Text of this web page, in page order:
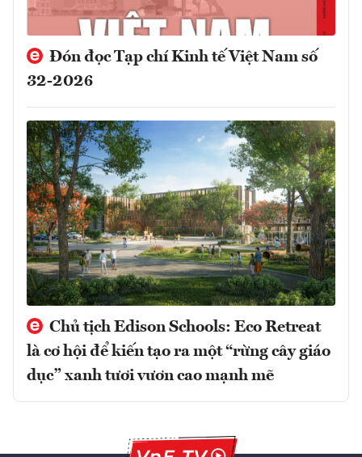
Đón đọc Tạp chí Kinh tế Việt Nam số
32-2026
Chủ tịch Edison Schools: Eco Retreat
là cơ hội để kiến tạo ra một “rừng cây giáo
dục” xanh tươi vươn cao mạnh mẽ